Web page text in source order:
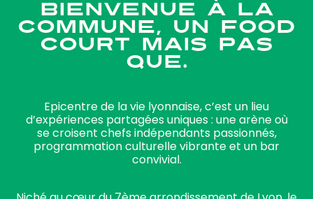
Bienvenue à La
Commune, un Food
Court mais pas
que.
Epicentre de la vie lyonnaise, c’est un lieu
d’expériences partagées uniques : une arène où
se croisent chefs indépendants passionnés,
programmation culturelle vibrante et un bar
convivial.